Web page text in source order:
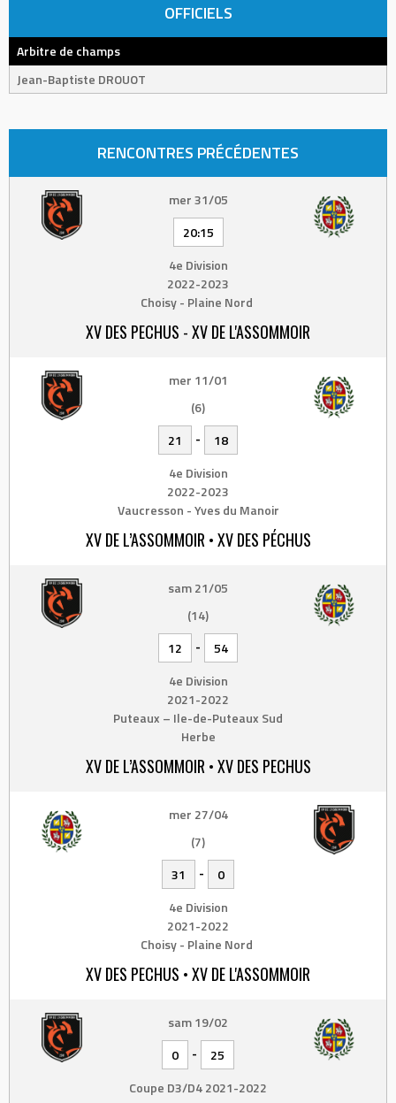
OFFICIELS
Arbitre de champs
Jean-Baptiste DROUOT
RENCONTRES PRÉCÉDENTES
mer 31/05
20:15
4e Division
2022-2023
Choisy - Plaine Nord
XV DES PECHUS - XV DE L'ASSOMMOIR
mer 11/01
(6)
21
-
18
4e Division
2022-2023
Vaucresson - Yves du Manoir
XV DE L’ASSOMMOIR • XV DES PÉCHUS
sam 21/05
(14)
12
-
54
4e Division
2021-2022
Puteaux – Ile-de-Puteaux Sud
Herbe
XV DE L’ASSOMMOIR • XV DES PECHUS
mer 27/04
(7)
31
-
0
4e Division
2021-2022
Choisy - Plaine Nord
XV DES PECHUS • XV DE L'ASSOMMOIR
sam 19/02
0
-
25
Coupe D3/D4 2021-2022